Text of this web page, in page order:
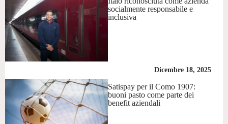
socialmente responsabile e
inclusiva
Dicembre 18, 2025
Satispay per il Como 1907:
buoni pasto come parte dei
benefit aziendali